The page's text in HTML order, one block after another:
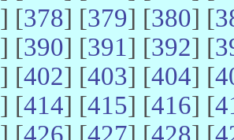
] [378] [379] [380] [
] [390] [391] [392] [
] [402] [403] [404] [
] [414] [415] [416] [